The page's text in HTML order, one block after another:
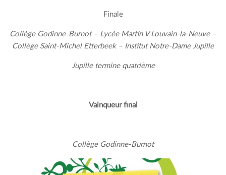
Finale
Collège Godinne-Burnot – Lycée Martin V Louvain-la-Neuve –
Collège Saint-Michel Etterbeek – Institut Notre-Dame Jupille
Jupille termine quatrième
Vainqueur final
Collège Godinne-Burnot